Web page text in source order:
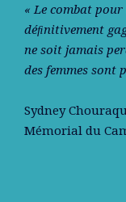
« Le combat
déﬁnitivement
ne soit jamais
des femmes sont
Sydney
Mémorial du